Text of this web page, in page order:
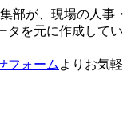
部が、現場の人事・
タを元に作成してい
フォーム よりお気軽